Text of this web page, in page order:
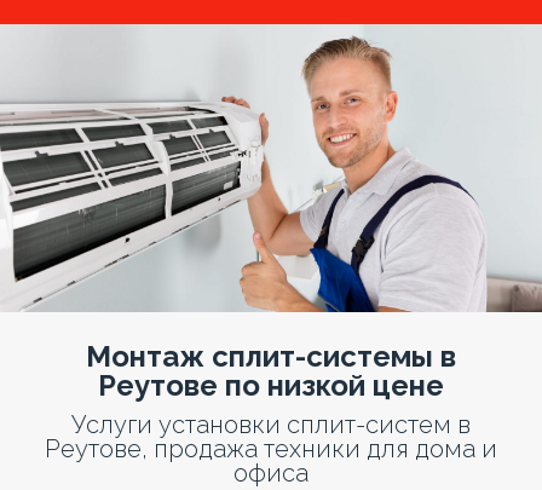
Монтаж сплит-системы в
Реутове по низкой цене
Услуги установки сплит-систем в
Реутове, продажа техники для дома и
офиса